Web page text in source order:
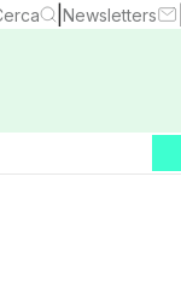
Newsletters